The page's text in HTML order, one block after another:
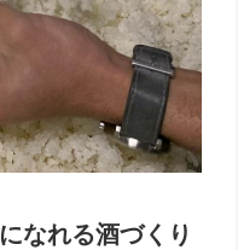
なれる酒づくり